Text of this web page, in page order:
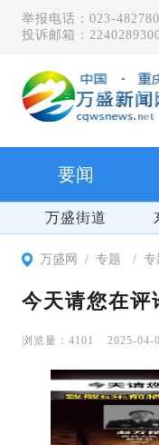
举报电话：023-
投诉邮箱：
要闻
万盛街道
万盛网 专题
今天请您在评
4101 2025-04-